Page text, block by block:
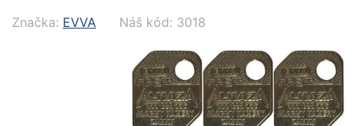
Značka: EVVA Náš kód: 3018